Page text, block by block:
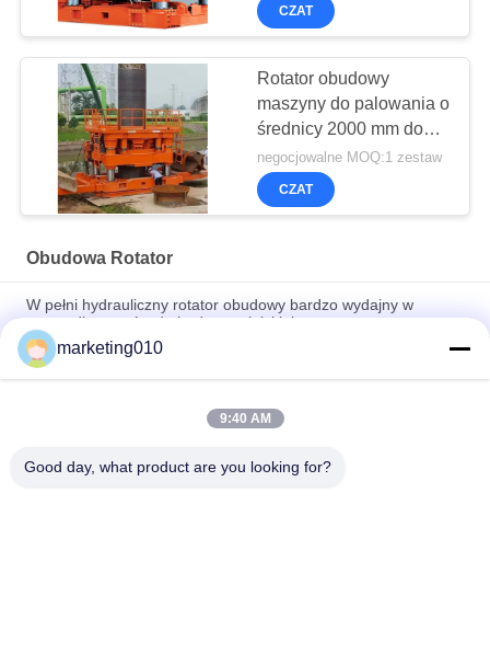
CZAT
Rotator obudowy
maszyny do palowania o
średnicy 2000 mm do
fundamentów
negocjowalne MOQ:1 zestaw
CZAT
Obudowa Rotator
W pełni hydrauliczny rotator obudowy bardzo wydajny w
przypadku stosów do budowy miejskiej
Silent Durable Casing Rotator No Vibration High Safety Without
Mud
Wysokowydajny sprzęt fundamentowy Rotator obudowy do
marketing010
9:40 AM
Good day, what product are you looking for?